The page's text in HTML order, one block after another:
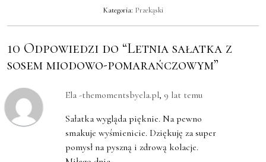
Kategoria: Przekąski
10 Odpowiedzi do “Letnia sałatka z
sosem miodowo-pomarańczowym”
Ela -themomentsbyela.pl, 9 lat temu
Sałatka wygląda pięknie. Na pewno
smakuje wyśmienicie. Dziękuję za super
pomysł na pyszną i zdrową kolacje.